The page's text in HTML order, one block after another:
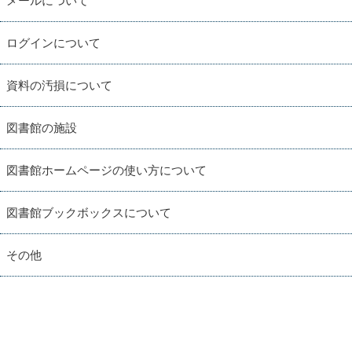
ログインについて
資料の汚損について
図書館の施設
図書館ホームページの使い方について
図書館ブックボックスについて
その他